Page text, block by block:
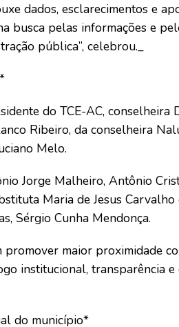
dados, esclarecimentos e
busca pelas informações e
pública”, celebrou._
do TCE-AC, conselheira
Ribeiro, da conselheira
Melo.
Jorge Malheiro, Antônio
Maria de Jesus Carvalho
Sérgio Cunha Mendonça.
maior proximidade
institucional, transparência
do município*